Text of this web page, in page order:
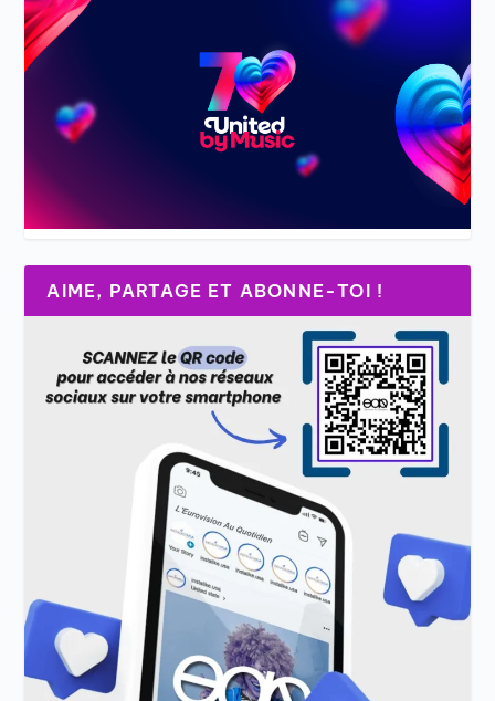
AIME, PARTAGE ET ABONNE-TOI !